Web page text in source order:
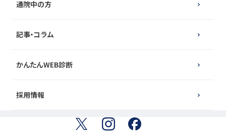
通院中の方
記事・コラム
かんたんWEB診断
採用情報